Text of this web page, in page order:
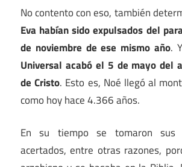
No contento con eso, también
Eva habían sido expulsados del
de noviembre de ese mismo año.
Universal acabó el 5 de mayo del
de Cristo. Esto es, Noé llegó al
como hoy hace 4.366 años.
En su tiempo se tomaron sus
acertados, entre otras razones,